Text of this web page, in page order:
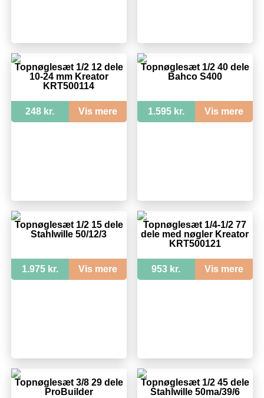
Topnøglesæt 1/2 12 dele
10-24 mm Kreator
KRT500114
248 kr. Vis mere
Topnøglesæt 1/2 40 dele
Bahco S400
1.595 kr. Vis mere
Topnøglesæt 1/2 15 dele
Stahlwille 50/12/3
1.975 kr. Vis mere
Topnøglesæt 1/4-1/2 77
dele med nøgler Kreator
KRT500121
953 kr. Vis mere
Topnøglesæt 3/8 29 dele
ProBuilder
Topnøglesæt 1/2 45 dele
Stahlwille 50ma/39/6